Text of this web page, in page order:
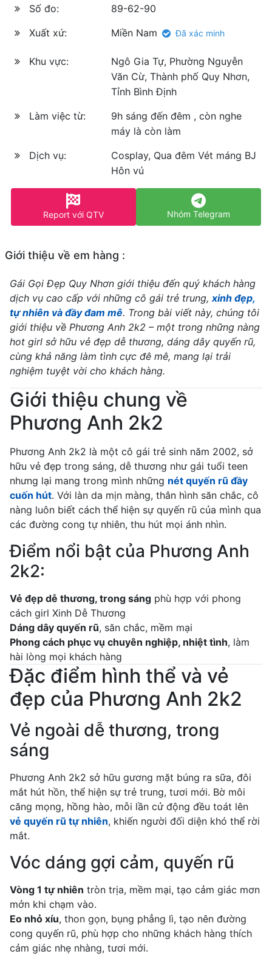
Số đo:
89-62-90
Xuất xứ:
Miền Nam Đã xác minh
Khu vực:
Ngô Gia Tự, Phường Nguyễn
Văn Cừ, Thành phố Quy Nhơn,
Tỉnh Bình Định
Làm việc từ:
9h sáng đến đêm , còn nghe
máy là còn làm
Dịch vụ:
Cosplay, Qua đêm Vét máng BJ
Hôn vú
Report với QTV Nhóm Telegram
Giới thiệu về em hàng :
Gái Gọi Đẹp Quy Nhơn giới thiệu đến quý khách hàng
dịch vụ cao cấp với những cô gái trẻ trung, xinh đẹp,
tự nhiên và đầy đam mê. Trong bài viết này, chúng tôi
giới thiệu về Phương Anh 2k2 – một trong những nàng
hot girl sở hữu vẻ đẹp dễ thương, dáng dây quyến rũ,
cùng khả năng làm tình cực đê mê, mang lại trải
nghiệm tuyệt vời cho khách hàng.
Giới thiệu chung về
Phương Anh 2k2
Phương Anh 2k2 là một cô gái trẻ sinh năm 2002, sở
hữu vẻ đẹp trong sáng, dễ thương như gái tuổi teen
nhưng lại mang trong mình những nét quyến rũ đầy
cuốn hút. Với làn da mịn màng, thân hình săn chắc, cô
nàng luôn biết cách thể hiện sự quyến rũ của mình qua
các đường cong tự nhiên, thu hút mọi ánh nhìn.
Điểm nổi bật của Phương Anh
2k2:
Vẻ đẹp dễ thương, trong sáng phù hợp với phong
cách girl Xinh Dễ Thương
Dáng dây quyến rũ, săn chắc, mềm mại
Phong cách phục vụ chuyên nghiệp, nhiệt tình, làm
hài lòng mọi khách hàng
Đặc điểm hình thể và vẻ
đẹp của Phương Anh 2k2
Vẻ ngoài dễ thương, trong
sáng
Phương Anh 2k2 sở hữu gương mặt búng ra sữa, đôi
mắt hút hồn, thể hiện sự trẻ trung, tươi mới. Bờ môi
căng mọng, hồng hào, mỗi lần cử động đều toát lên
vẻ quyến rũ tự nhiên, khiến người đối diện khó thể rời
mắt.
Vóc dáng gợi cảm, quyến rũ
Vòng 1 tự nhiên tròn trịa, mềm mại, tạo cảm giác mơn
mởn khi chạm vào.
Eo nhỏ xíu, thon gọn, bụng phẳng lì, tạo nên đường
cong quyến rũ, phù hợp cho những khách hàng thích
cảm giác nhẹ nhàng, tươi mới.